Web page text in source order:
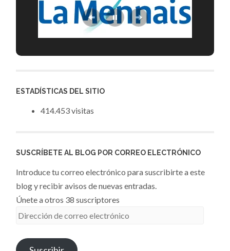
ESTADÍSTICAS DEL SITIO
414.453 visitas
SUSCRÍBETE AL BLOG POR CORREO ELECTRÓNICO
Introduce tu correo electrónico para suscribirte a este
blog y recibir avisos de nuevas entradas.
Únete a otros 38 suscriptores
Dirección
correo